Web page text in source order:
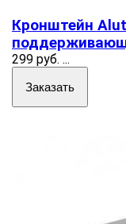
Кронштейн
299 руб. ...
Заказать